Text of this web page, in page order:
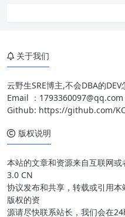
关于我们
云野生SRE博主,不会DBA的DEV
Email ： 1793360097@qq.com
Github: https://github.com/
版权说明
本站的文章和资源来自互联网
3.0 CN
协议发布和共享，转载或引用
版权的资
源请尽快联系站长，我们会在